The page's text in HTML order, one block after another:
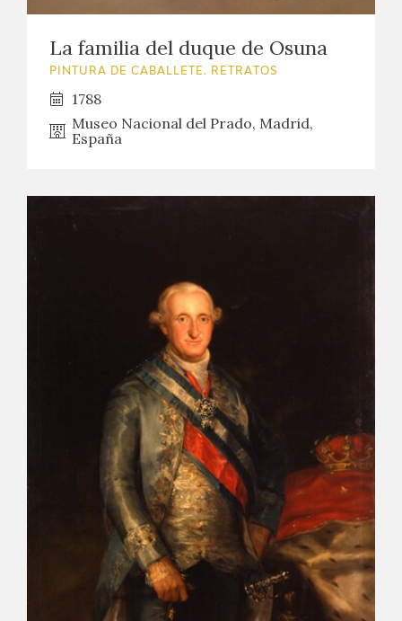
La familia del duque de Osuna
PINTURA DE CABALLETE. RETRATOS
1788
Museo Nacional del Prado, Madrid,
España